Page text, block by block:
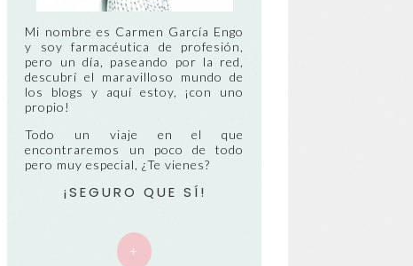
Mi nombre es Carmen García Engo
y soy farmacéutica de profesión,
pero un día, paseando por la red,
descubrí el maravilloso mundo de
los blogs y aquí estoy, ¡con uno
propio!
Todo un viaje en el que
encontraremos un poco de todo
pero muy especial, ¿Te vienes?
¡SEGURO QUE SÍ!
+